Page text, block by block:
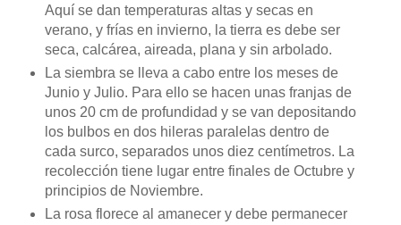
Aquí se dan temperaturas altas y secas en
verano, y frías en invierno, la tierra es debe ser
seca, calcárea, aireada, plana y sin arbolado.
La siembra se lleva a cabo entre los meses de
Junio y Julio. Para ello se hacen unas franjas de
unos 20 cm de profundidad y se van depositando
los bulbos en dos hileras paralelas dentro de
cada surco, separados unos diez centímetros. La
recolección tiene lugar entre finales de Octubre y
principios de Noviembre.
La rosa florece al amanecer y debe permanecer